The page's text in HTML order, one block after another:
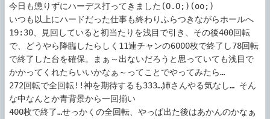
今日も懲りずにハーデス打ってきました(O.O;)(oo;)
いつも以上にハードだった仕事も終わりふらつきながらホールへ
19:30、見回していると初当たりを浅目で引き、その後400回転
で、どうやら降臨したらしく11連チャンの6000枚で終了し78回転
で終了した台を確保。まぁ～出ないだろうと思っていても浅目で
かかってくれたらいいかなぁ～ってことでやってみたら…
272回転で全回転!!神を期待するも333…姉さんやる気なし… そん
な中なんとか青背景から一回揃い
400枚で終了…せっかくの全回転、やっぱ出た後はあかんのかなぁ